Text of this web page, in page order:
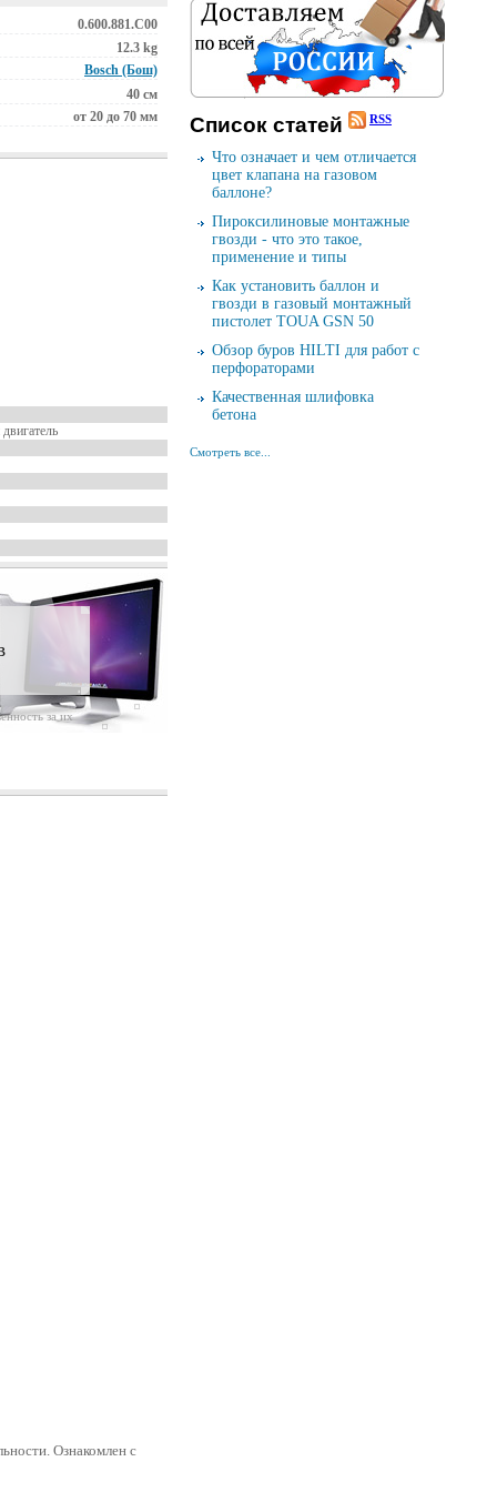
0.600.881.C00
12.3 kg
Bosch (Бош)
40 см
от 20 до 70 мм
за их
Ознакомлен с
Cписок cтатей RSS
Что означает и чем отличается
цвет клапана на газовом
баллоне?
Пироксилиновые монтажные
гвозди - что это такое,
применение и типы
Как установить баллон и
гвозди в газовый монтажный
пистолет TOUA GSN 50
Обзор буров HILTI для работ с
перфораторами
Качественная шлифовка
бетона
Смотреть все...